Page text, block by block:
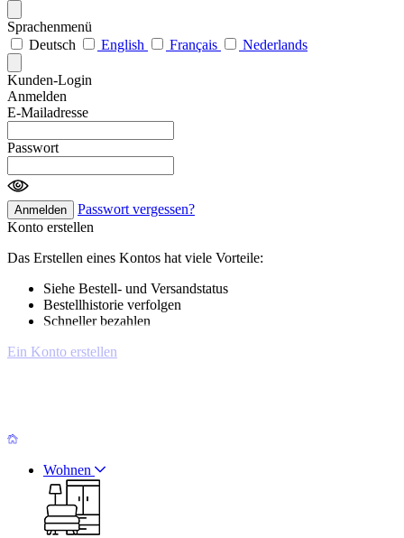
Sprachenmenü
Deutsch
English Français Nederlands
Kunden-Login
Anmelden
E-Mailadresse
Passwort
Anmelden
Passwort vergessen?
Konto erstellen
Das Erstellen eines Kontos hat viele Vorteile:
Siehe Bestell- und Versandstatus
Bestellhistorie verfolgen
Schneller bezahlen
Ein Konto erstellen
Wohnen